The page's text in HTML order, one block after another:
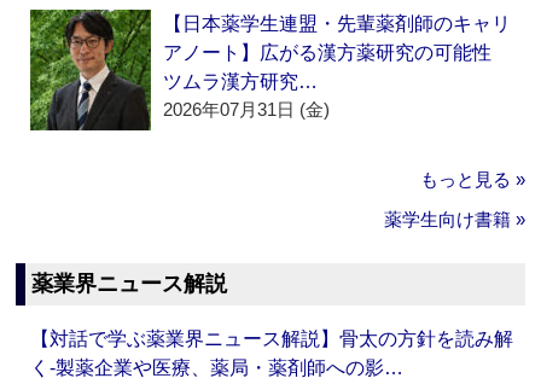
【日本薬学生連盟・先輩薬剤師のキャリ
アノート】広がる漢方薬研究の可能性
ツムラ漢方研究…
2026年07月31日 (金)
もっと見る »
薬学生向け書籍 »
薬業界ニュース解説
【対話で学ぶ薬業界ニュース解説】骨太の方針を読み解
く‐製薬企業や医療、薬局・薬剤師への影…